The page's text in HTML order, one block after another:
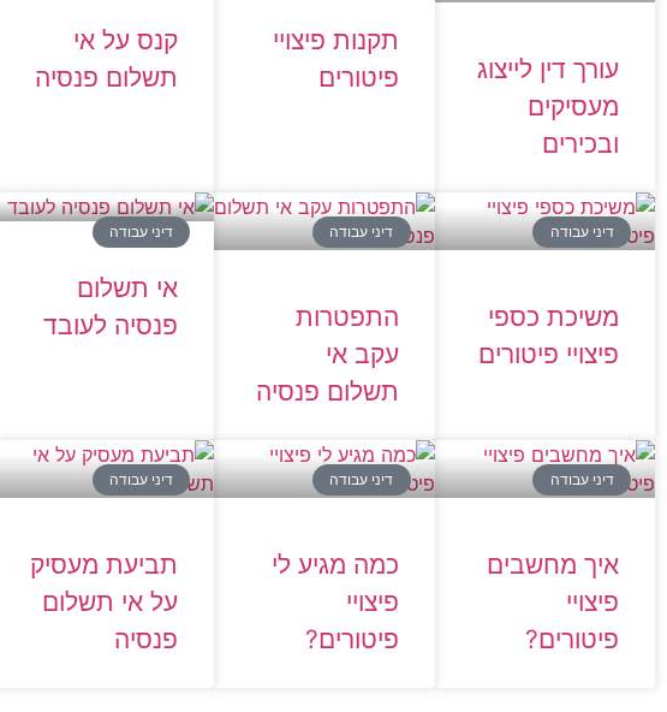
עורך דין לייצוג
מעסיקים
ובכירים
תקנות פיצויי
פיטורים
קנס על אי
תשלום פנסיה
דיני עבודה
משיכת כספי
פיצויי פיטורים
דיני עבודה
התפטרות
עקב אי
תשלום פנסיה
דיני עבודה
אי תשלום
פנסיה לעובד
דיני עבודה
איך מחשבים
פיצויי
פיטורים?
דיני עבודה
כמה מגיע לי
פיצויי
פיטורים?
דיני עבודה
תביעת מעסיק
על אי תשלום
פנסיה